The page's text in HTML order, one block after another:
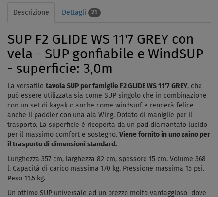
Descrizione Dettagli 21
SUP F2 GLIDE WS 11'7 GREY con
vela - SUP gonfiabile e WindSUP
- superficie: 3,0m
La versatile tavola SUP per famiglie F2 GLIDE WS 11'7 GREY, che
può essere utilizzata sia come SUP singolo che in combinazione
con un set di kayak o anche come windsurf e renderà felice
anche il paddler con una ala Wing. Dotato di maniglie per il
trasporto. La superficie è ricoperta da un pad diamantato lucido
per il massimo comfort e sostegno. Viene fornito in uno zaino per
il trasporto di dimensioni standard.
Lunghezza 357 cm, larghezza 82 cm, spessore 15 cm. Volume 368
l. Capacità di carico massima 170 kg. Pressione massima 15 psi.
Peso 11,5 kg.
Un ottimo SUP universale ad un prezzo molto vantaggioso
dove